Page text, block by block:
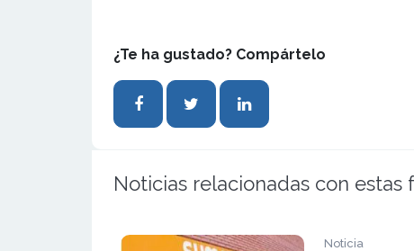
¿Te ha gustado? Compártelo
Noticias relacionadas con estas
Noticia